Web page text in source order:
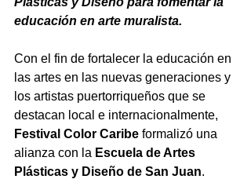
educación en arte muralista.
Con el fin de fortalecer la educación en
las artes en las nuevas generaciones y
los artistas puertorriqueños que se
destacan local e internacionalmente,
Festival Color Caribe formalizó una
alianza con la Escuela de Artes
Plásticas y Diseño de San Juan.